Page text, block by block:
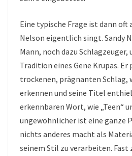
Eine typische Frage ist dann oft
Nelson eigentlich singt. Sandy
Mann, noch dazu
Tradition eines Gene Krupas.
trockenen, prägnanten Schlag,
erkennen und seine Titel
erkennbaren Wort, wie „Teen“
ungewöhnlicher ist eine ganze
nichts anderes macht als
seinem Stil zu verarbeiten.